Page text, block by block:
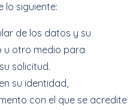
lo siguiente:
de los datos y su
u otro medio para
solicitud.
su identidad,
con el que se acredite